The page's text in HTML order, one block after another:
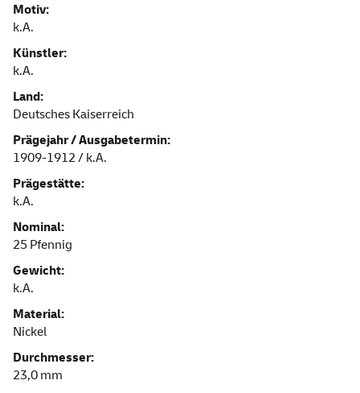
Motiv:
k.A.
Künstler:
k.A.
Land:
Deutsches Kaiserreich
Prägejahr / Ausgabetermin:
1909-1912 / k.A.
Prägestätte:
k.A.
Nominal:
25 Pfennig
Gewicht:
k.A.
Material:
Nickel
Durchmesser:
23,0 mm